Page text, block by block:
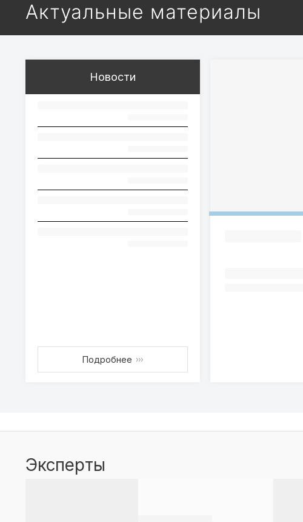
Актуальные материалы
Новости
Подробнее ›››
Эксперты